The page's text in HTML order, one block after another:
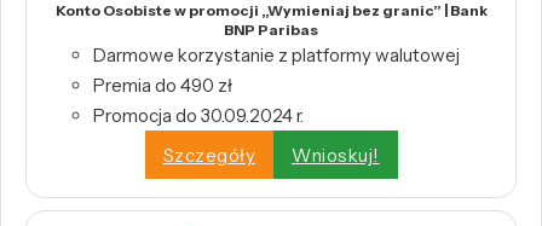
Konto Osobiste w promocji „Wymieniaj bez granic” | Bank
BNP Paribas
Darmowe korzystanie z platformy walutowej
Premia do 490 zł
Promocja do 30.09.2024 r.
Szczegóły
Wnioskuj!